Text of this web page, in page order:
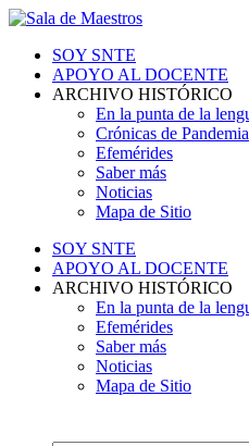
SOY SNTE
APOYO AL DOCENTE
ARCHIVO HISTÓRICO
En la punta de la
Crónicas de Pandemia
Efemérides
Saber más
Noticias
Mapa de Sitio
SOY SNTE
APOYO AL DOCENTE
ARCHIVO HISTÓRICO
En la punta de la
Efemérides
Saber más
Noticias
Mapa de Sitio